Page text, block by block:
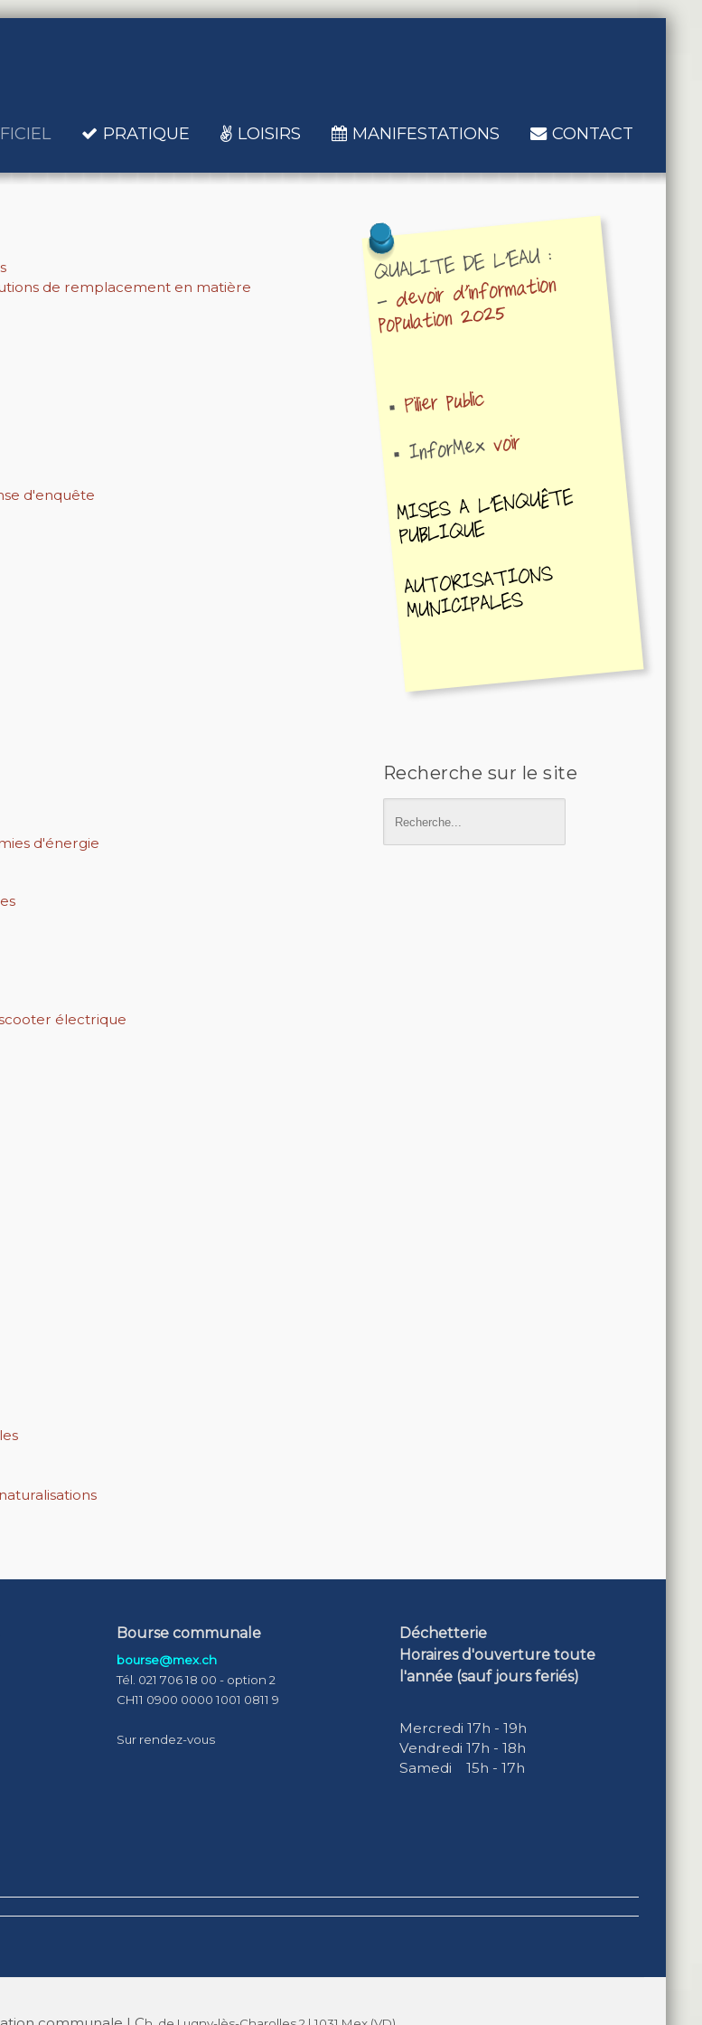
PRATIQUE LOISIRS MANIFESTATIONS CONTACT
QUALITE DE L'EAU :
-devoir d'information
population 2025
Pilier public
InforMexvoir
MISES A L'ENQUÊTE
PUBLIQUE
AUTORISATIONS
MUNICIPALES
Recherche sur le site
de remplacement en matière
d'enquête
d'énergie
électrique
Bourse communale
bourse@mex.ch
Tél. 021 706 18 00 - option 2
CH11 0900 0000 1001 0811 9
Sur rendez-vous
Déchetterie
Horaires d'ouverture toute
l'année (sauf jours feriés)
Mercredi 17h - 19h
Vendredi 17h - 18h
Samedi 15h - 17h